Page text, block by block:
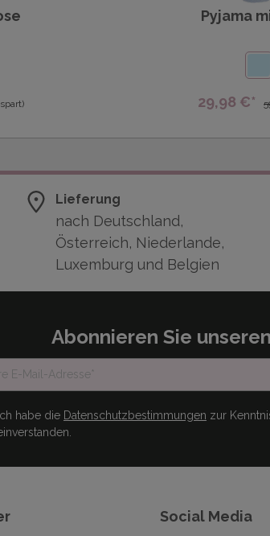
Pyjama
29,98 €*
Lieferung
nach Deutschland,
Österreich, Niederlande,
Luxemburg und Belgien
Abonnieren Sie
Ich habe die Datenschutzbestimmungen zur
Social Media